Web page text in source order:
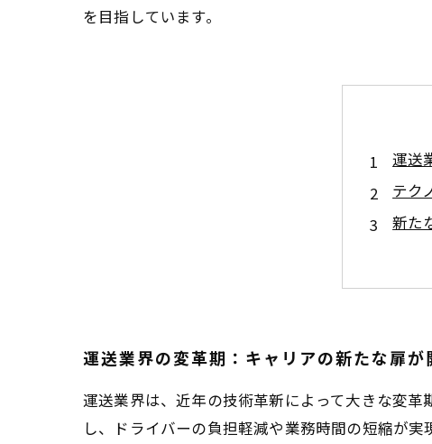
を目指しています。
運送
テク
新た
労
未来
変化
運送業界の変革期：キャリアの新たな扉が
運送業界は、近年の技術革新によって大きな変
し、ドライバーの負担軽減や業務時間の短縮が